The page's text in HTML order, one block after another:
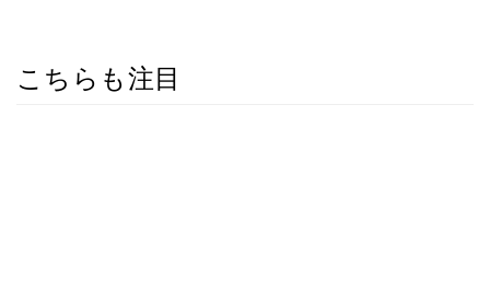
こちらも注目